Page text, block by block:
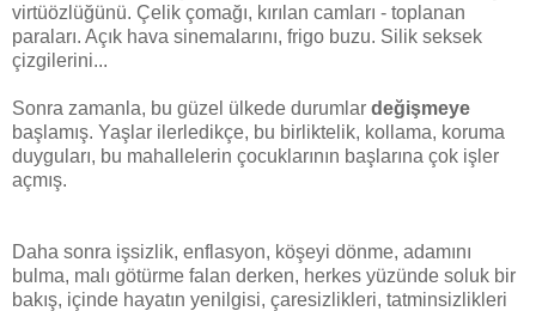
virtüözlüğünü. Çelik çomağı, kırılan camları - toplanan
paraları. Açık hava sinemalarını, frigo buzu. Silik seksek
çizgilerini...
Sonra zamanla, bu güzel ülkede durumlar değişmeye
başlamış. Yaşlar ilerledikçe, bu birliktelik, kollama, koruma
duyguları, bu mahallelerin çocuklarının başlarına çok işler
açmış.
Daha sonra işsizlik, enflasyon, köşeyi dönme, adamını
bulma, malı götürme falan derken, herkes yüzünde soluk bir
bakış, içinde hayatın yenilgisi, çaresizlikleri, tatminsizlikleri